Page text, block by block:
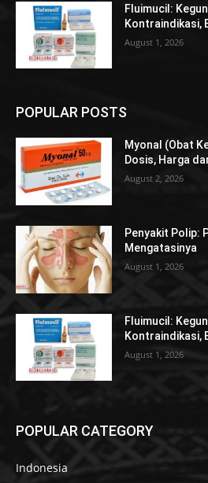
Fluimucil:
Kontraindikasi,
August 1, 2026
POPULAR POSTS
Myonal (Obat
Dosis, Harga
August 2, 2026
Penyakit Polip:
Mengatasinya
August 1, 2026
Fluimucil:
Kontraindikasi,
August 1, 2026
POPULAR CATEGORY
Indonesia